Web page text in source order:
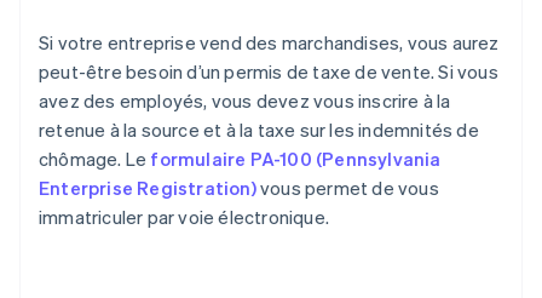
Si votre entreprise vend des marchandises, vous aurez
peut-être besoin d’un permis de taxe de vente. Si vous
avez des employés, vous devez vous inscrire à la
retenue à la source et à la taxe sur les indemnités de
chômage. Le formulaire PA-100 (Pennsylvania
Enterprise Registration)vous permet de vous
immatriculer par voie électronique.